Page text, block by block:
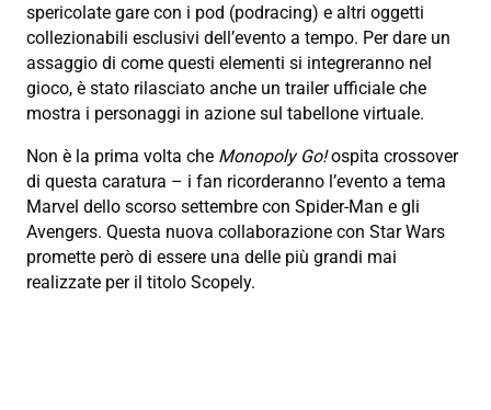
spericolate gare con i pod (podracing) e altri oggetti
collezionabili esclusivi dell’evento a tempo. Per dare un
assaggio di come questi elementi si integreranno nel
gioco, è stato rilasciato anche un trailer ufficiale che
mostra i personaggi in azione sul tabellone virtuale.
Non è la prima volta che Monopoly Go!ospita crossover
di questa caratura – i fan ricorderanno l’evento a tema
Marvel dello scorso settembre con Spider-Man e gli
Avengers. Questa nuova collaborazione con Star Wars
promette però di essere una delle più grandi mai
realizzate per il titolo Scopely.